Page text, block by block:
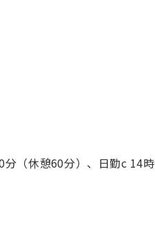
（休憩60分）、日勤c 14時